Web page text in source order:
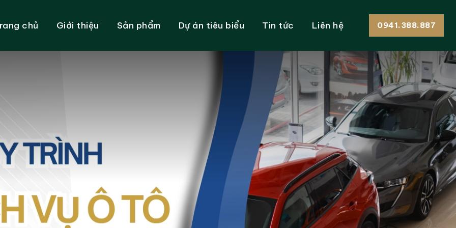
chủ Giới thiệu Sản phẩm Dự án tiêu biểu Tin tức Liên hệ 0941.388.887